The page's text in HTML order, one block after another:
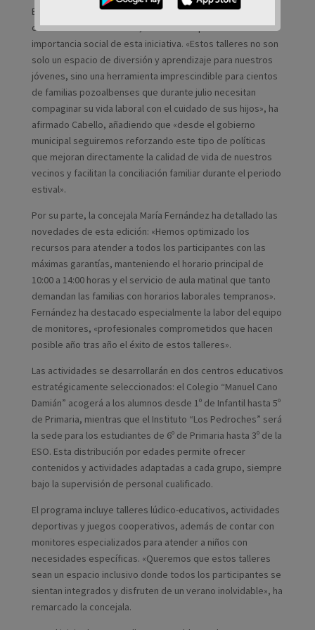
Bajo un sol radiante y ante cientos de niños ansiosos por
comenzar las actividades, el alcalde ha puesto en valor la
importancia social de esta iniciativa. «Estos talleres no son
solo un espacio de diversión y aprendizaje para nuestros
jóvenes, sino una herramienta imprescindible para cientos
de familias pozoalbenses que durante julio necesitan
compaginar su vida laboral con el cuidado de sus hijos», ha
afirmado Cabello, añadiendo que «desde el gobierno
municipal seguiremos reforzando este tipo de políticas
que mejoran directamente la calidad de vida de nuestros
vecinos y facilitan la conciliación familiar durante el periodo
estival».
Por su parte, la concejala María Fernández ha detallado las
novedades de esta edición: «Hemos optimizado los
recursos para atender a todos los participantes con las
máximas garantías, manteniendo el horario principal de
10:00 a 14:00 horas y el servicio de aula matinal que tanto
demandan las familias con horarios laborales tempranos».
Fernández ha destacado especialmente la labor del equipo
de monitores, «profesionales comprometidos que hacen
posible año tras año el éxito de estos talleres».
Las actividades se desarrollarán en dos centros educativos
estratégicamente seleccionados: el Colegio “Manuel Cano
Damián” acogerá a los alumnos desde 1º de Infantil hasta 5º
de Primaria, mientras que el Instituto “Los Pedroches” será
la sede para los estudiantes de 6º de Primaria hasta 3º de la
ESO. Esta distribución por edades permite ofrecer
contenidos y actividades adaptadas a cada grupo, siempre
bajo la supervisión de personal cualificado.
El programa incluye talleres lúdico-educativos, actividades
deportivas y juegos cooperativos, además de contar con
monitores especializados para atender a niños con
necesidades específicas. «Queremos que estos talleres
sean un espacio inclusivo donde todos los participantes se
sientan integrados y disfruten de un verano inolvidable», ha
remarcado la concejala.